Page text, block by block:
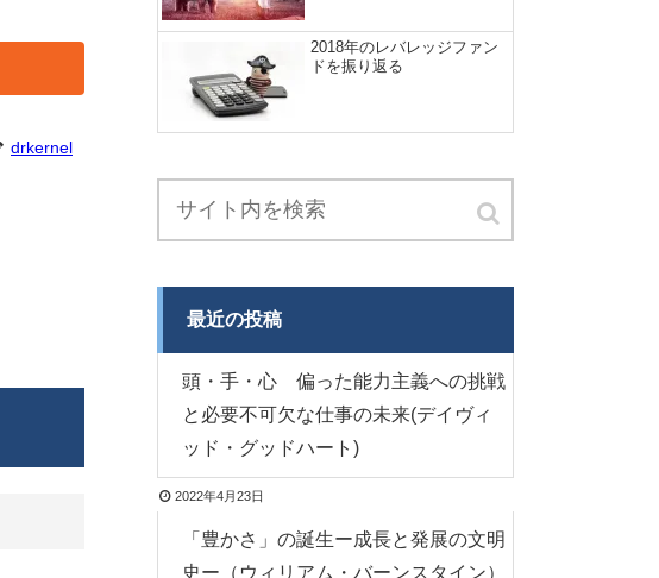
drkernel
2018年のレバレッジファン
ドを振り返る
最近の投稿
頭・手・心 偏った能力主義への挑戦
と必要不可欠な仕事の未来(デイヴィ
ッド・グッドハート)
2022年4月23日
「豊かさ」の誕生ー成長と発展の文明
史ー（ウィリアム・バーンスタイン）